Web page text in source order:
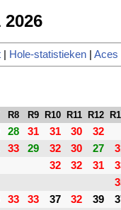
| Hole-statistieken| Aces
R8 R9 R10 R11 R12
28 31 31 30 32
33 29 32 30 27
32 32 31
33 33 37 32 39